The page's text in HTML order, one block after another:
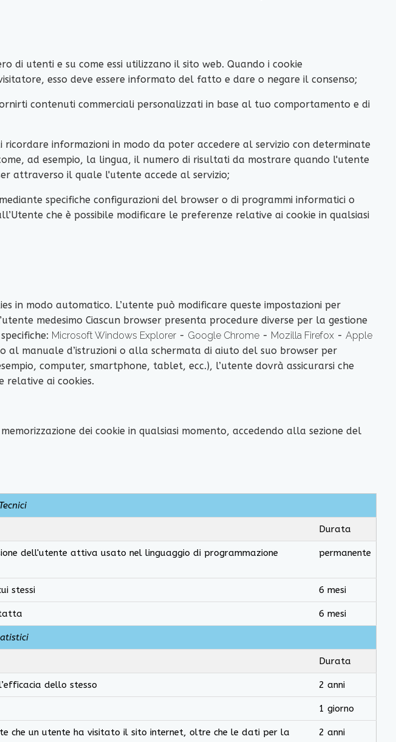
di utenti e su come essi utilizzano il sito web. Quando i cookie
esso deve essere informato del fatto e dare o negare il consenso;
contenuti commerciali personalizzati in base al tuo comportamento e di
informazioni in modo da poter accedere al servizio con determinate
ad esempio, la lingua, il numero di risultati da mostrare quando l'utente
attraverso il quale l'utente accede al servizio;
specifiche configurazioni del browser o di programmi informatici o
che è possibile modificare le preferenze relative ai cookie in qualsiasi
in modo automatico. L’utente può modificare queste impostazioni per
medesimo Ciascun browser presenta procedure diverse per la gestione
Microsoft Windows Explorer - Google Chrome - Mozilla Firefox - Apple
al manuale d’istruzioni o alla schermata di aiuto del suo browser per
computer, smartphone, tablet, ecc.), l’utente dovrà assicurarsi che
relative ai cookies.
dei cookie in qualsiasi momento, accedendo alla sezione del
Durata
dell'utente attiva usato nel linguaggio di programmazione
permanente
stessi 6 mesi
6 mesi
Durata
dello stesso 2 anni
1 giorno
che un utente ha visitato il sito internet, oltre che le dati per la
2 anni